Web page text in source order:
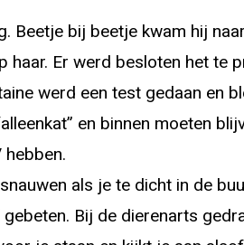
Beetje bij beetje kwam hij
Er werd besloten het te
werd een test gedaan en
en binnen moeten
als je te dicht in de
Bij de dierenarts